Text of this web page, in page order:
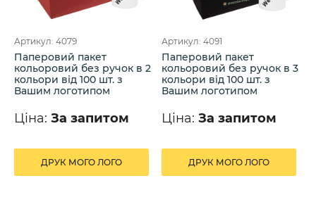
Артикул: 4079
Паперовий пакет
кольоровий без ручок в 2
кольори від 100 шт. з
Вашим логотипом
Ціна: За запитом
ДРУК МОГО ЛОГО
Артикул: 4091
Паперовий пакет
кольоровий без ручок в 3
кольори від 100 шт. з
Вашим логотипом
Ціна: За запитом
ДРУК МОГО ЛОГО